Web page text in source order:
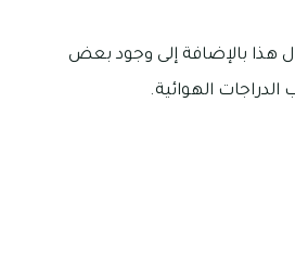
هذا بالإضافة إلى وجود بعض
الهوائية.